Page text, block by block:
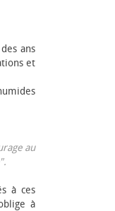
ans
et
au
à ces
à